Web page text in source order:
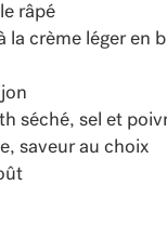
râpé
la crème léger en
séché, sel et
saveur au choix